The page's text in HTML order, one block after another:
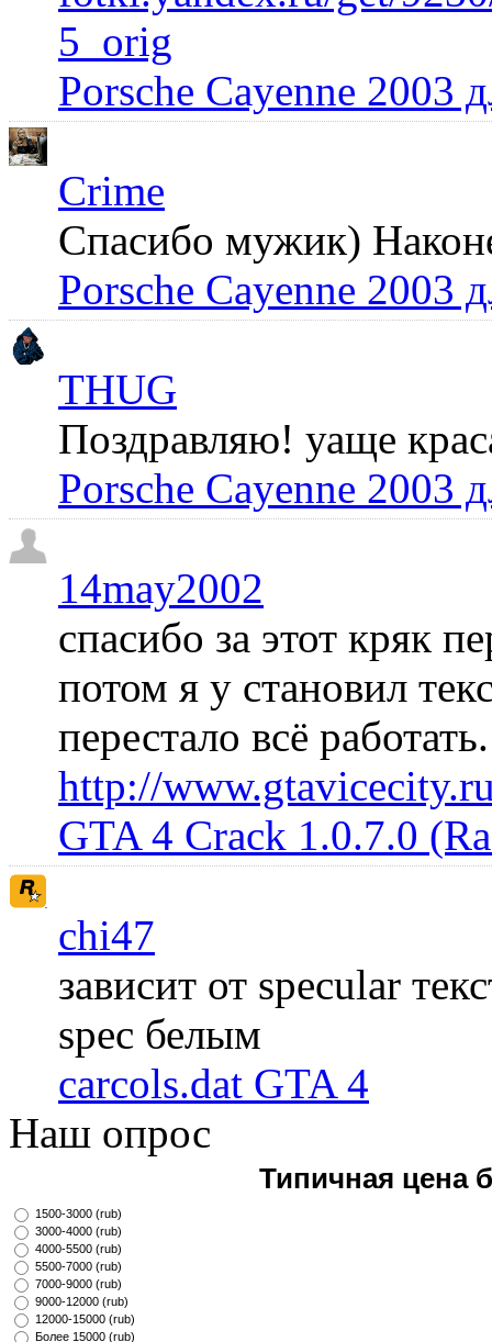
5_orig
Porsche Cayenne 2003
Crime
Спасибо мужик)
Porsche Cayenne 2003
THUG
Поздравляю! уаще
Porsche Cayenne 2003
14may2002
спасибо за этот кряк
потом я у становил
перестало всё
http://
GTA 4 Crack 1.0.7.0
chi47
зависит от specular
spec белым
carcols.dat GTA 4
Наш опрос
Типичная цена
1500-3000 (rub)
3000-4000 (rub)
4000-5500 (rub)
5500-7000 (rub)
7000-9000 (rub)
9000-12000 (rub)
12000-15000 (rub)
Более 15000 (rub)